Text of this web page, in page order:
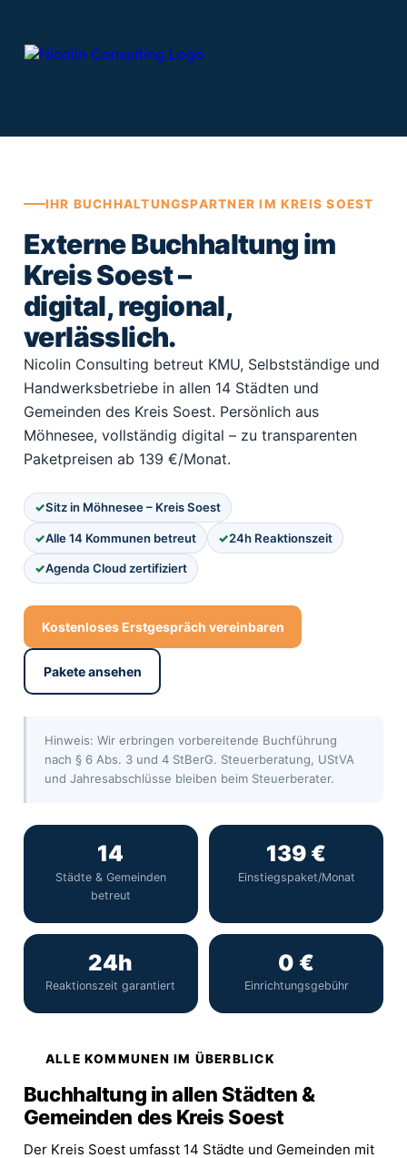
IHR BUCHHALTUNGSPARTNER IM KREIS SOEST
Externe Buchhaltung im
Kreis Soest –
digital, regional,
verlässlich.
Nicolin Consulting betreut KMU, Selbstständige und
Handwerksbetriebe in allen 14 Städten und
Gemeinden des Kreis Soest. Persönlich aus
Möhnesee, vollständig digital – zu transparenten
Paketpreisen ab 139 €/Monat.
Sitz in Möhnesee – Kreis Soest
Alle 14 Kommunen betreut 24h Reaktionszeit
Agenda Cloud zertifiziert
Kostenloses Erstgespräch vereinbaren
Pakete ansehen
Hinweis: Wir erbringen vorbereitende Buchführung
nach § 6 Abs. 3 und 4 StBerG. Steuerberatung, UStVA
und Jahresabschlüsse bleiben beim Steuerberater.
14
Städte & Gemeinden
betreut
139 €
Einstiegspaket/Monat
24h
Reaktionszeit garantiert
0 €
Einrichtungsgebühr
ALLE KOMMUNEN IM ÜBERBLICK
Buchhaltung in allen Städten &
Gemeinden des Kreis Soest
Der Kreis Soest umfasst 14 Städte und Gemeinden mit